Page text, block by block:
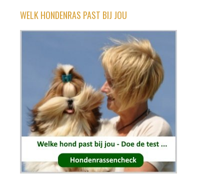
WELK HONDENRAS PAST BIJ JOU